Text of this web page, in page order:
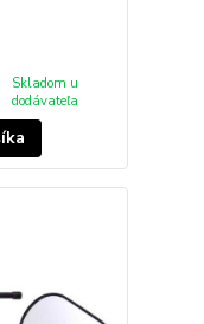
Skladom u
dodávateľa